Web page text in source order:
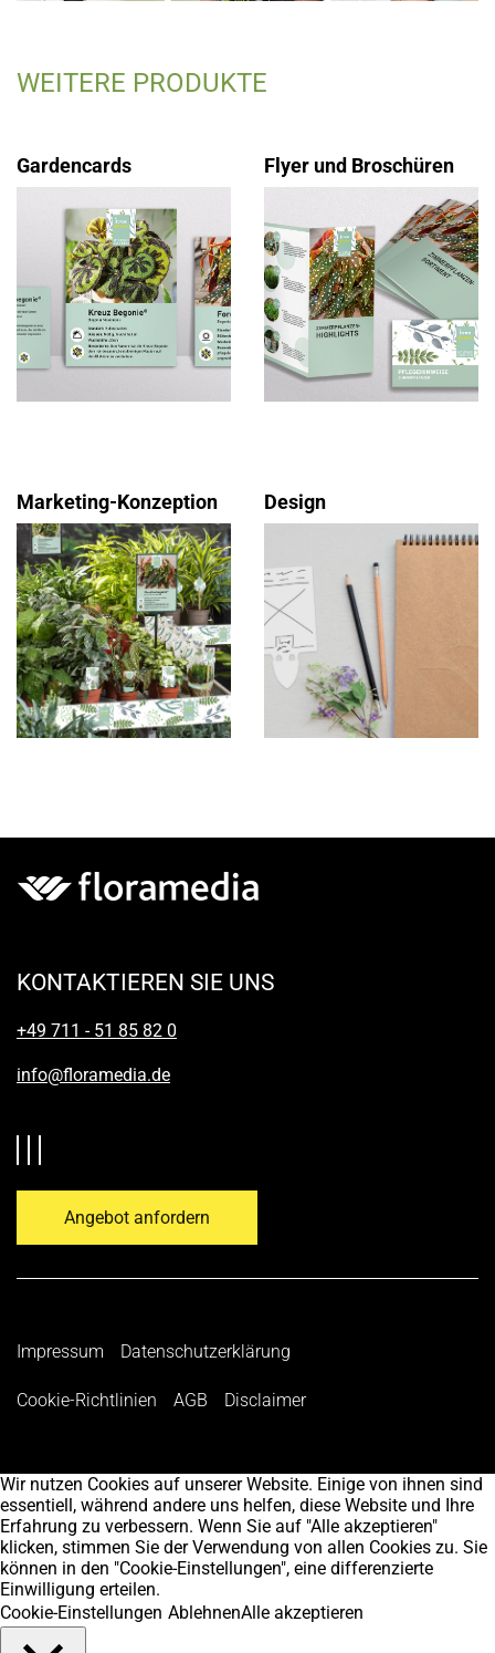
WEITERE PRODUKTE
Gardencards Flyer und Broschüren
Marketing-Konzeption Design
KONTAKTIEREN SIE UNS
+49 711 - 51 85 82 0
info@floramedia.de
Angebot anfordern
Impressum Datenschutzerklärung
Cookie-Richtlinien AGB Disclaimer
Wir nutzen Cookies auf unserer Website. Einige von ihnen sind
essentiell, während andere uns helfen, diese Website und Ihre
Erfahrung zu verbessern. Wenn Sie auf "Alle akzeptieren"
klicken, stimmen Sie der Verwendung von allen Cookies zu. Sie
können in den "Cookie-Einstellungen", eine differenzierte
Einwilligung erteilen.
Cookie-Einstellungen AblehnenAlle akzeptieren